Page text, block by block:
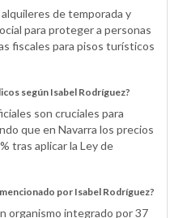
de temporada y
para proteger a personas
fiscales para pisos turísticos
según Isabel Rodríguez?
son cruciales para
que en Navarra los precios
tras aplicar la Ley de
por Isabel Rodríguez?
organismo integrado por 37